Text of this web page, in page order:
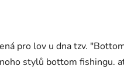
pro lov u dna tzv.
stylů bottom fishingu.